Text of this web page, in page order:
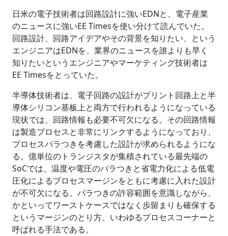
日米の電子技術者は回路設計に強いEDNと、電子産業
のニュースに強いEE Timesを使い分けて読んでいた。
回路設計、回路アイデアやその背景を知りたい、という
エンジニアはEDNを、業界のニュースを誰よりも早く
知りたいというエンジニアやマーケティング技術者は
EE Timesをとっていた。
半導体技術者は、電子回路の設計がプリント回路上と半
導体シリコン基板上と両方で行われるようになっている
現状では、回路情報も必要不可欠になる。その回路情報
は製造プロセスと非常にリンクするようになっており、
プロセスバラつきを考慮した設計が求められるようにな
る。億単位のトランジスタが集積されている最先端の
SoCでは、温度や電圧のバラつきと省電力化による低電
圧化によるプロセスマージンをともに考慮に入れた設計
が不可欠になる。バラつきの許容範囲を意識しながら、
かといってワーストケースではなく歩留まりも確保する
というマージンのとり方、いわゆるプロセスコーナーと
呼ばれる手法である。